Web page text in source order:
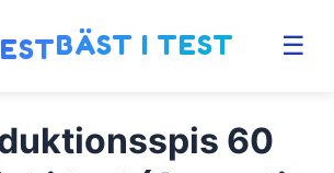
BÄST I TEST ☰
60